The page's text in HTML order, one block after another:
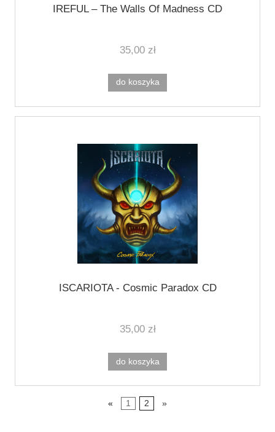
IREFUL ‎– The Walls Of Madness CD
35,00 zł
do koszyka
ISCARIOTA - Cosmic Paradox CD
35,00 zł
do koszyka
« 1 2 »